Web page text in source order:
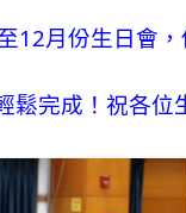
12月份生日會
完成！祝各位